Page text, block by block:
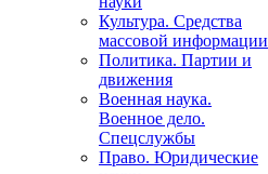
Культура. Средства
массовой информации
Политика. Партии и
движения
Военная наука.
Военное дело.
Спецслужбы
Право. Юридические